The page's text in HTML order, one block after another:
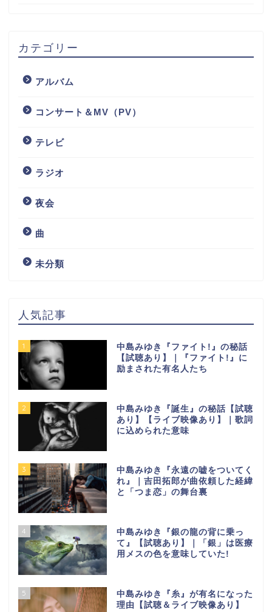
カテゴリー
アルバム
コンサート＆MV（PV）
テレビ
ラジオ
夜会
曲
未分類
人気記事
1
中島みゆき『ファイト!』の秘話
【試聴あり】｜『ファイト!』に
励まされた有名人たち
2
中島みゆき『誕生』の秘話【試聴
あり】【ライブ映像あり】｜歌詞
に込められた意味
3
中島みゆき『永遠の嘘をついてく
れ』｜吉田拓郎が曲依頼した経緯
と「つま恋」の舞台裏
4
中島みゆき『銀の龍の背に乗っ
て』【試聴あり】｜「銀」は医療
用メスの色を意味していた!
5
中島みゆき『糸』が有名になった
理由【試聴＆ライブ映像あり】